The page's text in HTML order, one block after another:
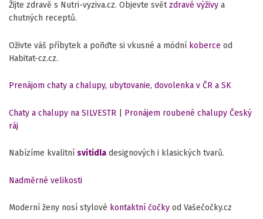
Žijte zdravě s Nutri-vyziva.cz. Objevte světzdravé výživy a
chutných receptů.
Oživte váš příbytek a pořiďte si vkusné a módní koberce od
Habitat-cz.cz.
Prenájom chaty a chalupy, ubytovanie, dovolenka v ČR a SK
Chaty a chalupy na SILVESTR
Pronájem roubené chalupy Český
ráj
Nabízíme kvalitní svítidla designových i klasických tvarů.
Nadměrné velikosti
Moderní ženy nosí stylové kontaktní čočky od Vašečočky.cz